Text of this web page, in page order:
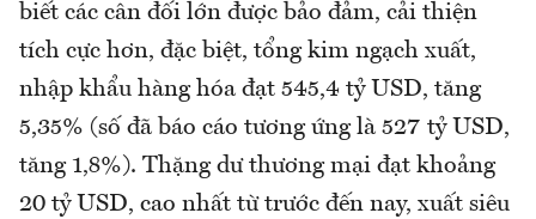
biết các cân đối lớn được bảo đảm, cải thiện
tích cực hơn, đặc biệt, tổng kim ngạch xuất,
nhập khẩu hàng hóa đạt 545,4 tỷ USD, tăng
5,35% (số đã báo cáo tương ứng là 527 tỷ USD,
tăng 1,8%). Thặng dư thương mại đạt khoảng
20 tỷ USD, cao nhất từ trước đến nay, xuất siêu